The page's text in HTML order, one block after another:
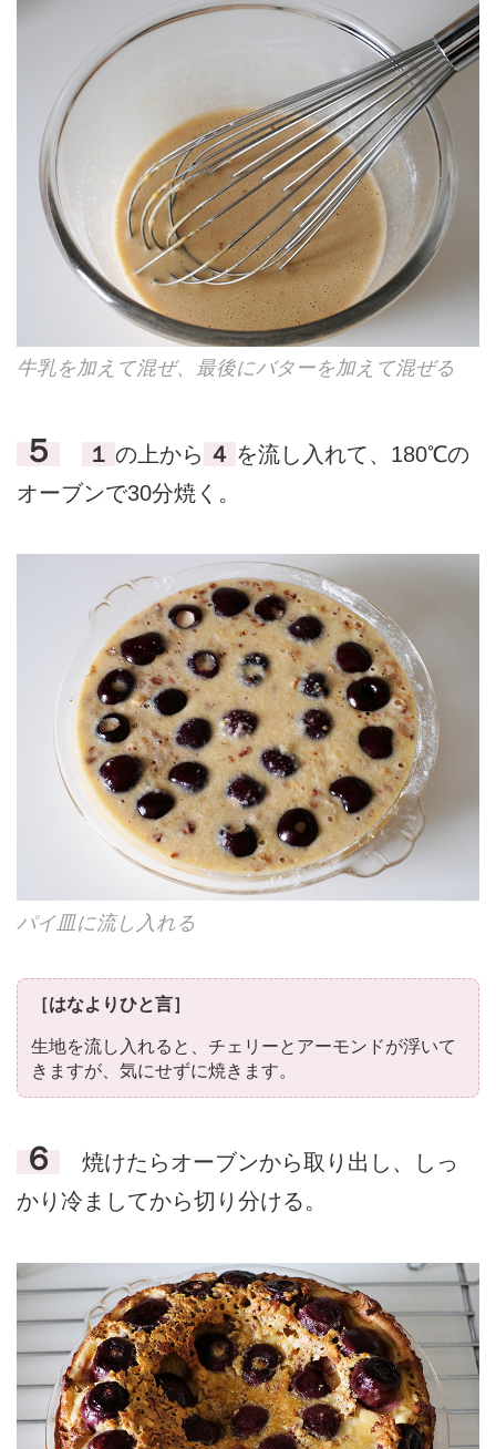
牛乳を加えて混ぜ、最後にバターを加えて混ぜる
５ １ の上から ４ を流し入れて、180℃の
オーブンで30分焼く。
パイ皿に流し入れる
［はなよりひと言］
生地を流し入れると、チェリーとアーモンドが浮いて
きますが、気にせずに焼きます。
６
焼けたらオーブンから取り出し、しっ
かり冷ましてから切り分ける。